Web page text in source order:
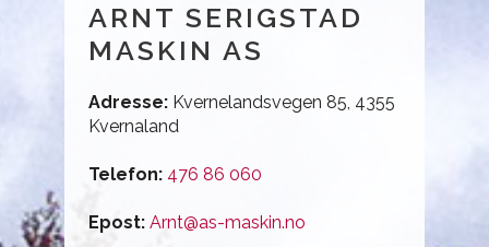
ARNT SERIGSTAD
MASKIN AS
Adresse: Kvernelandsvegen 85, 4355
Kvernaland
Telefon: 476 86 060
Epost: Arnt@as-maskin.no